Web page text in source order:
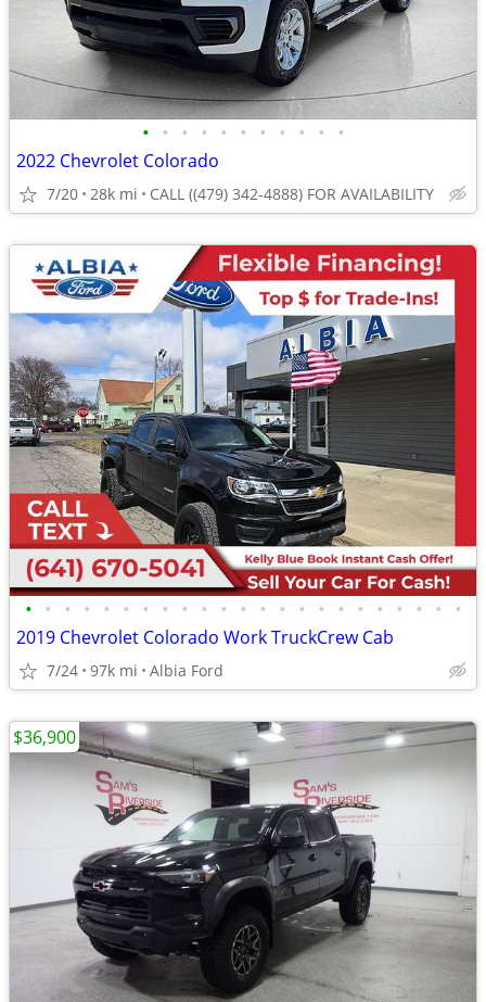
• • • • • • • • • • •
2022 Chevrolet Colorado
7/20 28k mi CALL ((479) 342-4888) FOR AVAILABILITY
• • • • • • • • • • • • • • • • • • • • • • •
2019 Chevrolet Colorado Work TruckCrew Cab
7/24 97k mi Albia Ford
$36,900